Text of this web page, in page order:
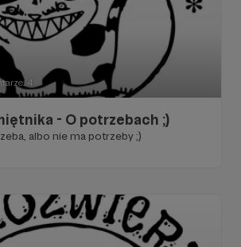
4
- O potrzebach ;)
albo nie ma potrzeby ;)